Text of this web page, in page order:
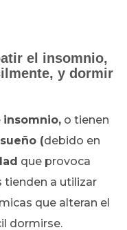
el insomnio,
y dormir
insomnio, o tienen
(debido en
que provoca
tienden a utilizar
que alteran el
dormirse.